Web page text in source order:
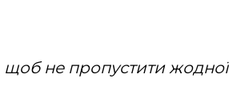
щоб не пропустити жодної